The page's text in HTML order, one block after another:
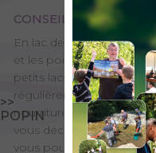
>>
POPIN
CONSEILS DE PÊCHE
En lac de barrage, la
et les poissons
petits lacs naturels
régulièrement vers les
nourriture. Privilégiez
vous découvrez une
vous pourrez connaître